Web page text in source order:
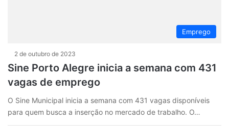
Emprego
2 de outubro de 2023
Sine Porto Alegre inicia a semana com 431
vagas de emprego
O Sine Municipal inicia a semana com 431 vagas disponíveis
para quem busca a inserção no mercado de trabalho. O…